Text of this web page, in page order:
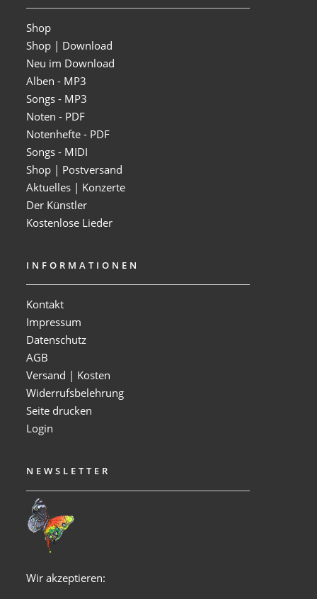
Shop
Shop | Download
Neu im Download
Alben - MP3
Songs - MP3
Noten - PDF
Notenhefte - PDF
Songs - MIDI
Shop | Postversand
Aktuelles | Konzerte
Der Künstler
Kostenlose Lieder
INFORMATIONEN
Kontakt
Impressum
Datenschutz
AGB
Versand | Kosten
Widerrufsbelehrung
Seite drucken
Login
NEWSLETTER
Wir akzeptieren: